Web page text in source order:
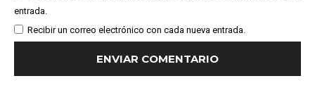
entrada.
Recibir un correo electrónico con cada nueva entrada.